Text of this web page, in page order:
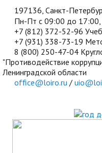
197136, Санкт-
Пн-Пт с 09:00 до 17:00,
+7 (812) 372-52-96
+7 (931) 338-73-19
8 (800) 250-47-04
"Противодействие
Ленинградской области
office@loiro.ru /